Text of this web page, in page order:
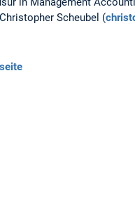
Scheubel (